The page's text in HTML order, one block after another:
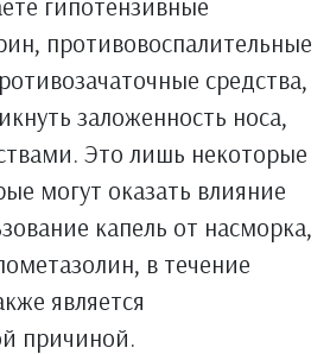
противовоспалительные
средства,
заложенность носа,
Это лишь некоторые
могут оказать влияние
капель от насморка,
в течение
является
причиной.